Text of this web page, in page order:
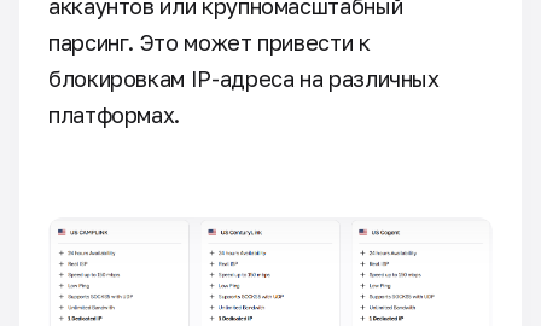
аккаунтов или крупномасштабный
парсинг. Это может привести к
блокировкам IP-адреса на различных
платформах.